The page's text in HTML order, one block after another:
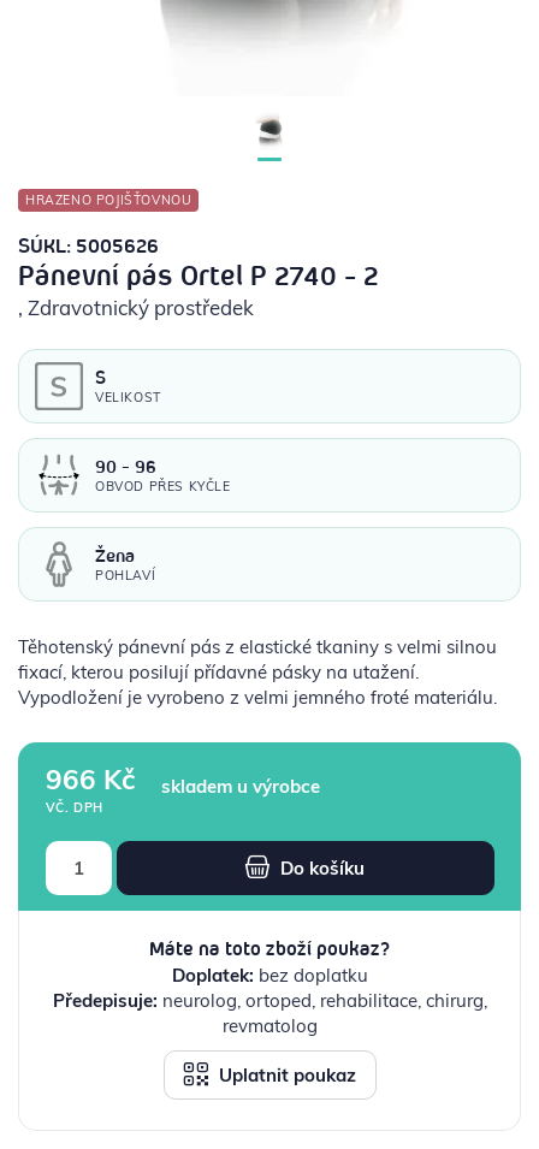
POTŘEBY PRO DIABETIKY
OCHRANNÉ POMŮCKY
HRAZENO POJIŠŤOVNOU
SÚKL: 5005626
Pánevní pás Ortel P 2740 - 2
, Zdravotnický prostředek
S
VELIKOST
90 - 96
OBVOD PŘES KYČLE
Žena
POHLAVÍ
Těhotenský pánevní pás z elastické tkaniny s velmi silnou
fixací, kterou posilují přídavné pásky na utažení.
Vypodložení je vyrobeno z velmi jemného froté materiálu.
966 Kč
VČ. DPH
skladem u výrobce
Do košíku
Máte na toto zboží poukaz?
Doplatek: bez doplatku
Předepisuje: neurolog, ortoped, rehabilitace, chirurg,
revmatolog
Uplatnit poukaz